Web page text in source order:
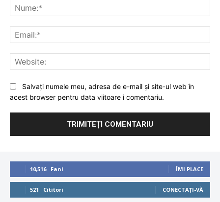
Salvați numele meu, adresa de e-mail și site-ul web în
acest browser pentru data viitoare i comentariu.
10,516 Fani ÎMI PLACE
521 Cititori CONECTAȚI-VĂ